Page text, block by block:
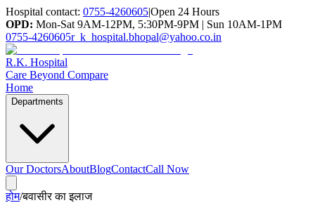
Hospital contact: 0755-4260605|Open 24 Hours
OPD: Mon-Sat 9AM-12PM, 5:30PM-9PM | Sun 10AM-1PM
0755-4260605r_k_hospital.bhopal@yahoo.co.in
R.K. Hospital
Care Beyond Compare
Home
Departments
Our DoctorsAboutBlogContactCall Now
होम/बवासीर का इलाज